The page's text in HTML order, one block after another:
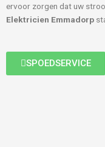
ervoor zorgen dat uw
Elektricien Emmadorp
SPOEDSERVICE